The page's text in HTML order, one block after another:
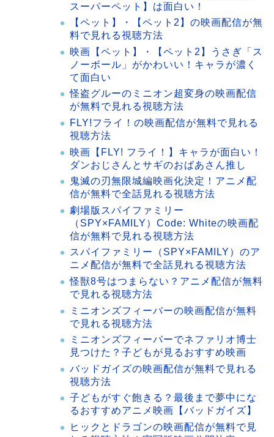
スーパーペット】は面白い！
【ペット】・【ペット2】の映画配信が無
料で見れる視聴方法
映画【ペット】・【ペット2】うさぎ「ス
ノーボール」がかわいい！キャラが濃く
て面白い
怪盗グルーのミニオン超変身の映画配信
が無料で見れる視聴方法
FLY!フライ！の映画配信が無料で見れる
視聴方法
映画【FLY! フライ！】キャラが面白い！
ダンおじさんとサギのおばあさん推し
鬼滅の刃無限城編映画化決定！アニメ配
信が無料で全話見れる視聴方法
劇場版スパイファミリー
（SPY×FAMILY）Code: Whiteの映画配
信が無料で見れる視聴方法
スパイファミリー（SPY×FAMILY）のア
ニメ配信が無料で全話見れる視聴方法
怪獣8号はつまらない？アニメ配信が無料
で見れる視聴方法
ミニオンズフィーバーの映画配信が無料
で見れる視聴方法
ミニオンズフィーバーでネファリオ博士
見つけた？子どもが見るおすすめ映画
バッドガイズの映画配信が無料で見れる
視聴方法
子どもがすぐ飽きる？最後まで夢中にな
るおすすめアニメ映画【バッドガイズ】
ヒックとドラゴンの映画配信が無料で見